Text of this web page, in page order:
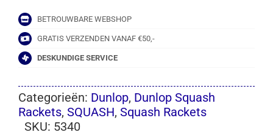
BETROUWBARE WEBSHOP
GRATIS VERZENDEN VANAF €50,-
DESKUNDIGE SERVICE
Categorieën: Dunlop, Dunlop Squash
Rackets, SQUASH, Squash Rackets
SKU: 5340